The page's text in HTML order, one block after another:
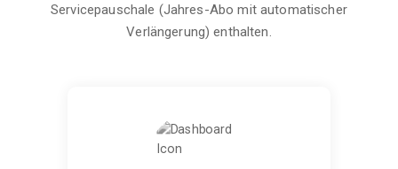
Servicepauschale (Jahres-Abo mit automatischer
Verlängerung) enthalten.